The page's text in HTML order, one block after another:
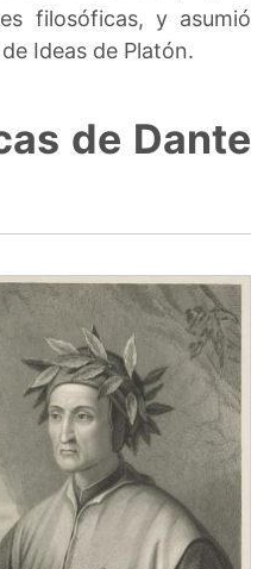
filosóficas, y asumió
Ideas de Platón.
de Dante